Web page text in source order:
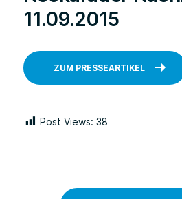
11.09.2015
ZUM PRESSEARTIKEL
Post Views: 38